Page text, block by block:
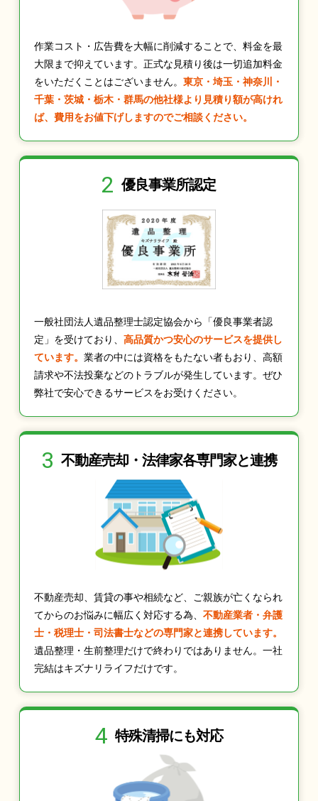
作業コスト・広告費を大幅に削減することで、料金を最
大限まで抑えています。正式な見積り後は一切追加料金
をいただくことはございません。 東京・埼玉・神奈川・
千葉・茨城・栃木・群馬の他社様より見積り額が高けれ
ば、費用をお値下げしますのでご相談ください。
2 優良事業所認定
一般社団法人遺品整理士認定協会から「優良事業者認
定」を受けており、 高品質かつ安心のサービスを提供し
ています。 業者の中には資格をもたない者もおり、高額
請求や不法投棄などのトラブルが発生しています。ぜひ
弊社で安心できるサービスをお受けください。
3 不動産売却・法律家各専門家と連携
不動産売却、賃貸の事や相続など、ご親族が亡くなられ
てからのお悩みに幅広く対応する為、 不動産業者・弁護
士・税理士・司法書士などの専門家と連携しています。
遺品整理・生前整理だけで終わりではありません。一社
完結はキズナリライフだけです。
4 特殊清掃にも対応